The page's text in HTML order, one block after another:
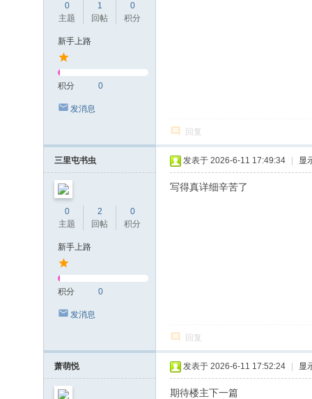
0
主题
1
回帖
0
积分
新手上路
积分 0
发消息
回复
三里屯书虫
0
主题
2
回帖
0
积分
新手上路
积分 0
发消息
发表于 2026-6-11 17:49:34 显
写得真详细辛苦了
回复
萧萌悦 发表于 2026-6-11 17:52:24 显
期待楼主下一篇